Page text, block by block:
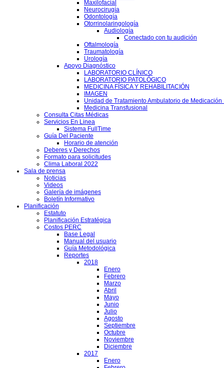
Maxilofacial
Neurocirugía
Odontología
Otorrinolaringología
Audiología
Conectado con tu audición
Oftalmología
Traumatología
Urología
Apoyo Diagnóstico
LABORATORIO CLÍNICO
LABORATORIO PATOLÓGICO
MEDICINA FÍSICA Y REHABILITACIÓN
IMAGEN
Unidad de Tratamiento Ambulatorio de Medicación
Medicina Transfusional
Consulta Citas Médicas
Servicios En Linea
Sistema FullTime
Guía Del Paciente
Horario de atención
Deberes y Derechos
Formato para solicitudes
Clima Laboral 2022
Sala de prensa
Noticias
Videos
Galería de imágenes
Boletín Informativo
Planificación
Estatuto
Planificación Estratégica
Costos PERC
Base Legal
Manual del usuario
Guía Metodológica
Reportes
2018
Enero
Febrero
Marzo
Abril
Mayo
Junio
Julio
Agosto
Septiembre
Octubre
Noviembre
Diciembre
2017
Enero